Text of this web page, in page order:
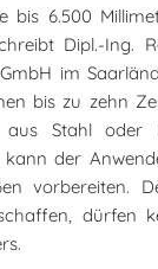
bis 6.500
Dipl.-Ing.
im
bis zu zehn
Stahl oder
der
vorbereiten.
dürfen